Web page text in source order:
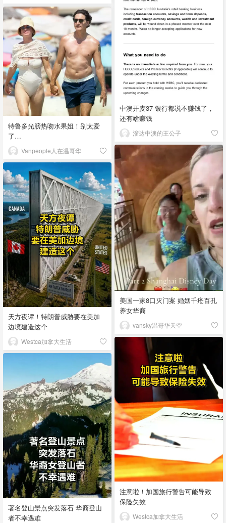
中澳开麦37-银行都说不赚钱了，
还有啥赚钱
溜达中澳的王公子
特鲁多光膀热吻水果姐！别太爱
了…
Vanpeople人在温哥华
美国一家8口灭门案 婚姻千疮百孔
养女华裔
vansky温哥华天空
天方夜谭！特朗普威胁要在美加
边境建造这个
Westca加拿大生活
注意啦！加国旅行警告可能导致
保险失效
Westca加拿大生活
著名登山景点突发落石 华裔登山
者不幸遇难